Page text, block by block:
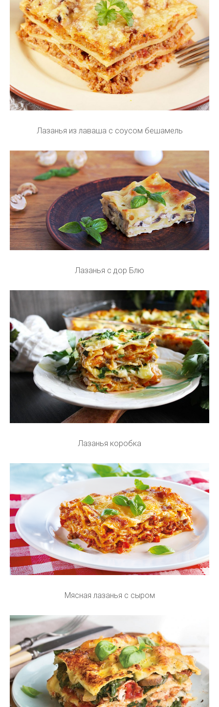
Лазанья из лаваша с соусом бешамель
Лазанья с дор Блю
Лазанья коробка
Мясная лазанья с сыром